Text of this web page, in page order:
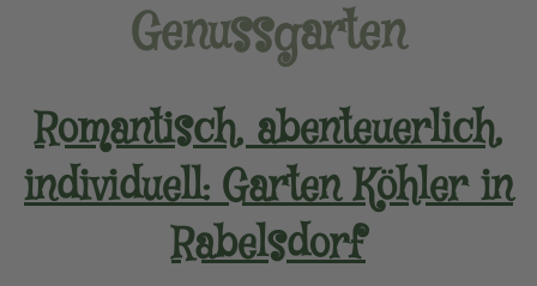
Genussgarten
Romantisch, abenteuerlich,
individuell: Garten Köhler in
Rabelsdorf